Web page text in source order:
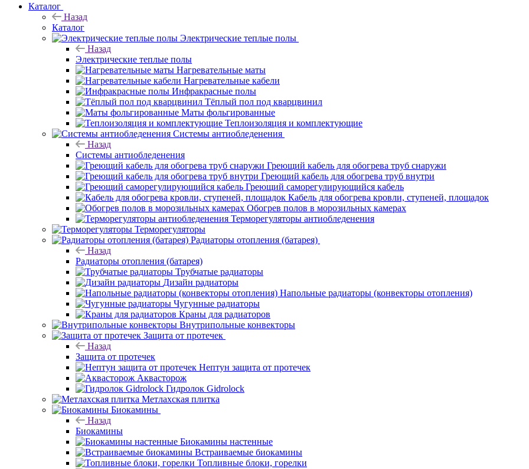
Каталог
Назад
Каталог
Электрические теплые полы
Назад
Электрические теплые полы
Нагревательные маты
Нагревательные кабели
Инфракрасные полы
Тёплый пол под кварцвинил
Маты фольгированные
Теплоизоляция и комплектующие
Системы антиобледенения
Назад
Системы антиобледенения
Греющий кабель для обогрева труб снаружи
Греющий кабель для обогрева труб внутри
Греющий саморегулирующийся кабель
Кабель для обогрева кровли, ступеней, площадок
Обогрев полов в морозильных камерах
Терморегуляторы антиобледенения
Терморегуляторы
Радиаторы отопления (батарея)
Назад
Радиаторы отопления (батарея)
Трубчатые радиаторы
Дизайн радиаторы
Напольные радиаторы (конвекторы отопления)
Чугунные радиаторы
Краны для радиаторов
Внутрипольные конвекторы
Защита от протечек
Назад
Защита от протечек
Нептун защита от протечек
Аквасторож
Гидролок Gidrolock
Метлахская плитка
Биокамины
Назад
Биокамины
Биокамины настенные
Встраиваемые биокамины
Топливные блоки, горелки